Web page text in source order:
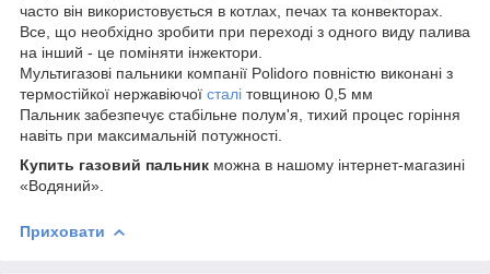
часто він використовується в котлах, печах та конвекторах.
Все, що необхідно зробити при переході з одного виду палива
на інший - це поміняти інжектори.
Мультигазові пальники компанії Polidoro повністю виконані з
термостійкої нержавіючої сталі товщиною 0,5 мм
Пальник забезпечує стабільне полум'я, тихий процес горіння
навіть при максимальній потужності.
Купить газовий пальник можна в нашому інтернет-магазині
«Водяний».
Приховати